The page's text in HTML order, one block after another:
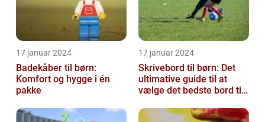
17 januar 2024
Badekåber til børn:
Komfort og hygge i én
pakke
17 januar 2024
Skrivebord til børn: Det
ultimative guide til at
vælge det bedste bord til